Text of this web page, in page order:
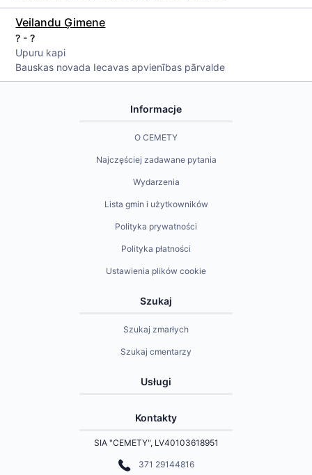
Veilandu Ģimene
? - ?
Upuru kapi
Bauskas novada Iecavas apvienības pārvalde
Informacje
O CEMETY
Najczęściej zadawane pytania
Wydarzenia
Lista gmin i użytkowników
Polityka prywatności
Polityka płatności
Ustawienia plików cookie
Szukaj
Szukaj zmarłych
Szukaj cmentarzy
Usługi
Kontakty
SIA "CEMETY", LV40103618951
371 29144816